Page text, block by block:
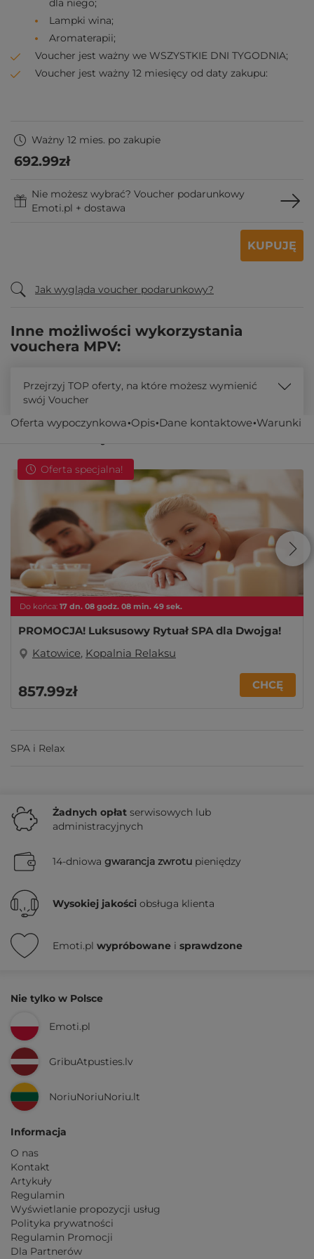
dla niego;
Lampki wina;
Aromaterapii;
Voucher jest ważny we WSZYSTKIE DNI TYGODNIA;
Voucher jest ważny 12 miesięcy od daty zakupu:
Ważny 12 mies. po zakupie
692.99zł
Nie możesz wybrać? Voucher podarunkowy
Emoti.pl + dostawa
KUPUJĘ
Jak wygląda voucher podarunkowy?
Oferta wypoczynkowa Opis Dane kontaktowe Warunki
Inne możliwości wykorzystania
vouchera MPV:
Przejrzyj TOP oferty, na które możesz wymienić
swój Voucher
Do końca: 17 dn. 08 godz. 08 min. 49 sek.
Oferta specjalna!
PROMOCJA! Luksusowy Rytuał SPA dla Dwojga!
Katowice, Kopalnia Relaksu
857.99zł CHCĘ
SPA i Relax
Żadnych opłat serwisowych lub
administracyjnych
14-dniowa gwarancja zwrotu pieniędzy
Wysokiej jakości obsługa klienta
Emoti.pl wypróbowane i sprawdzone
Nie tylko w Polsce
Emoti.pl
GribuAtpusties.lv
NoriuNoriuNoriu.lt
Informacja
O nas
Kontakt
Artykuły
Regulamin
Wyświetlanie propozycji usług
Polityka prywatności
Regulamin Promocji
Dla Partnerów